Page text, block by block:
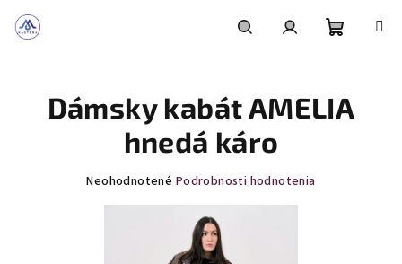
obsah
košík
Dámsky kabát AMELIA
hnedá káro
Priemerné
Neohodnotené Podrobnosti hodnotenia